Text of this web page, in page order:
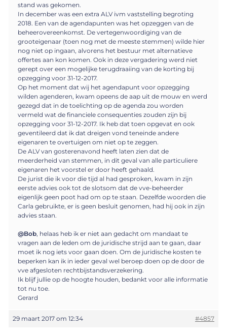
stand was gekomen.
In december was een extra ALV ivm vaststelling begroting
2018. Een van de agendapunten was het opzeggen van de
beheerovereenkomst. De vertegenwoordiging van de
grooteigenaar (toen nog met de meeste stemmen) wilde hier
nog niet op ingaan, alvorens het bestuur met alternatieve
offertes aan kon komen. Ook in deze vergadering werd niet
gerept over een mogelijke terugdraaiing van de korting bij
opzegging voor 31-12-2017.
Op het moment dat wij het agendapunt voor opzegging
wilden agenderen, kwam opeens de aap uit de mouw en werd
gezegd dat in de toelichting op de agenda zou worden
vermeld wat de financiele consequenties zouden zijn bij
opzegging voor 31-12-2017. Ik heb dat toen opgevat en ook
geventileerd dat ik dat dreigen vond teneinde andere
eigenaren te overtuigen om niet op te zeggen.
De ALV van gosterenavond heeft laten zien dat de
meerderheid van stemmen, in dit geval van alle particuliere
eigenaren het voorstel er door heeft gehaald.
De jurist die ik voor die tijd al had gesproken, kwam in zijn
eerste advies ook tot de slotsom dat de vve-beheerder
eigenlijk geen poot had om op te staan. Dezelfde woorden die
Carla gebruikte, er is geen besluit genomen, had hij ook in zijn
advies staan.
@Bob, helaas heb ik er niet aan gedacht om mandaat te
vragen aan de leden om de juridische strijd aan te gaan, daar
moet ik nog iets voor gaan doen. Om de juridische kosten te
beperken kan ik in ieder geval wel beroep doen op de door de
vve afgesloten rechtbijstandsverzekering.
Ik blijf jullie op de hoogte houden, bedankt voor alle informatie
tot nu toe.
Gerard
29 maart 2017 om 12:34 #4857